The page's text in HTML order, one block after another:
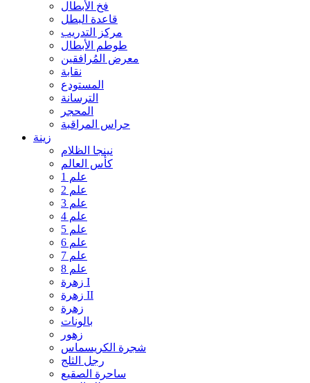
فخ الأبطال
قاعدة البطل
مركز التدريب
طوطم الأبطال
معرض المُرافقين
نقابة
المستودع
الترسانة
المحجر
حراس المراقبة
زينة
نينجا الظلام
كأس العالم
علم 1
علم 2
علم 3
علم 4
علم 5
علم 6
علم 7
علم 8
زهرة I
زهرة II
زهرة
بالونات
زهور
شجرة الكريسماس
رجل الثلج
ساحرة الصقيع